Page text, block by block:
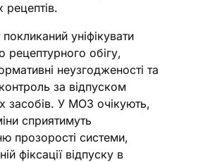
рецептів.
уніфікувати
рецептурного обігу,
неузгодженості та
за відпуском
засобів. У МОЗ очікують,
сприятимуть
прозорості системи,
фіксації відпуску в